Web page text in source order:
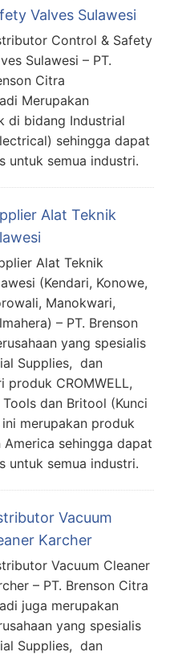
Valves Sulawesi
Control & Safety
Sulawesi – PT.
Citra
Merupakan
di bidang Industrial
sehingga dapat
untuk semua industri.
Alat Teknik
Alat Teknik
(Kendari, Konowe,
Manokwari,
– PT. Brenson
yang spesialis
Supplies, dan
CROMWELL,
Tools dan Britool (Kunci
merupakan produk
sehingga dapat
untuk semua industri.
Vacuum
Karcher
Vacuum Cleaner
– PT. Brenson Citra
juga merupakan
yang spesialis
Supplies, dan